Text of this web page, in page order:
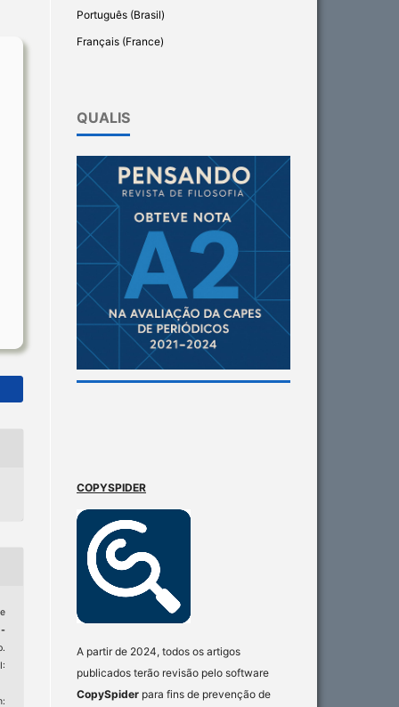
-
Português (Brasil)
Français (France)
QUALIS
COPYSPIDER
A partir de 2024, todos os artigos
publicados terão revisão pelo software
CopySpider para fins de prevenção de